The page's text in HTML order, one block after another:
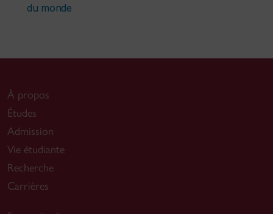
du monde
À propos
Études
Admission
Vie étudiante
Recherche
Carrières